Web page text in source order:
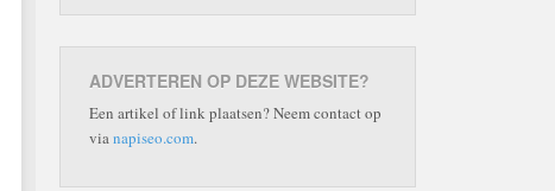
ADVERTEREN OP DEZE WEBSITE?
Een artikel of link plaatsen? Neem contact op
vianapiseo.com.